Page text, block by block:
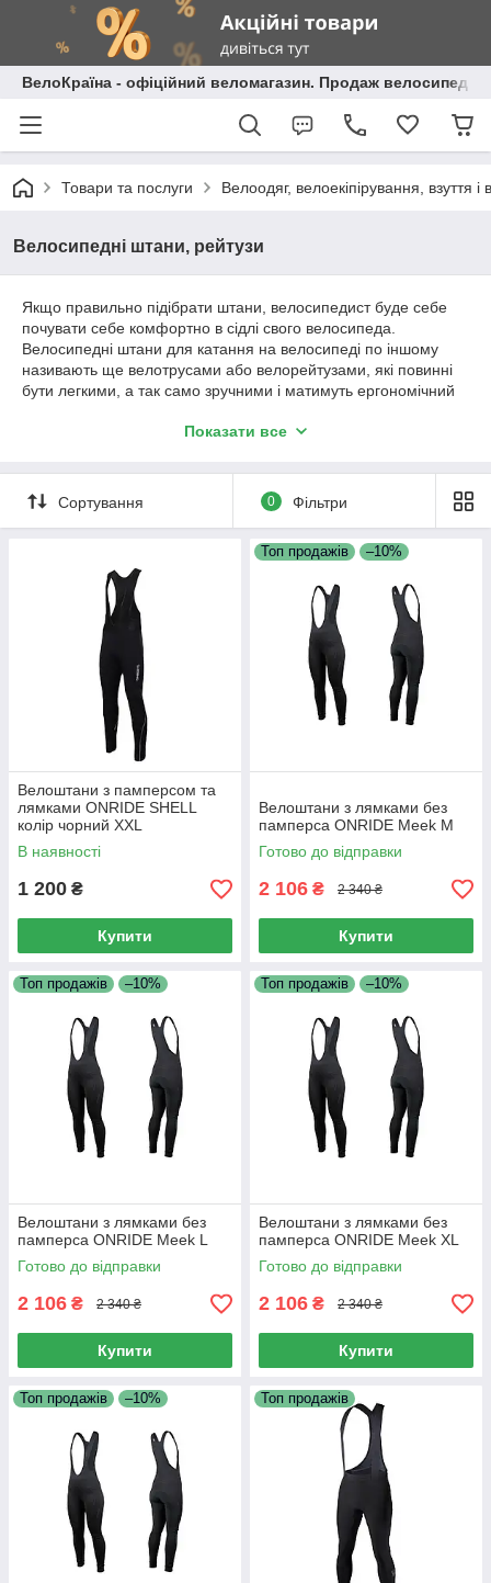
ВелоКраїна - офіційний веломагазин. Продаж велосипедів
Товари та послуги Велоодяг, велоекіпірування, взуття і
Велосипедні штани, рейтузи
Якщо правильно підібрати штани, велосипедист буде себе
почувати себе комфортно в сідлі свого велосипеда.
Велосипедні штани для катання на велосипеді по іншому
називають ще велотрусами або велорейтузами, які повинні
бути легкими, а так само зручними і матимуть ергономічний
довжина штанин. Бувають велотруси: короткі (для катання в
вразливе місце велосипедиста, і їх потрібно захищати), а так
само довгі велоштани призначені для більш прохолодної
погоди. Для виготовлення велоштанов використовують
які забезпечують максимальне облягання штанів, а також їх
зносостійкість і міцність.
Показати все
Сортування 0 Фільтри
Велоштани з памперсом та
лямками ONRIDE SHELL
колір чорний XXL
В наявності
1 200 ₴
Купити
Топ продажів –10%
Велоштани з лямками без
памперса ONRIDE Meek M
Готово до відправки
2 106 ₴ 2 340 ₴
Купити
Топ продажів –10%
Велоштани з лямками без
памперса ONRIDE Meek L
Готово до відправки
2 106 ₴ 2 340 ₴
Купити
Топ продажів –10%
Велоштани з лямками без
памперса ONRIDE Meek XL
Готово до відправки
2 106 ₴ 2 340 ₴
Купити
Топ продажів –10% Топ продажів